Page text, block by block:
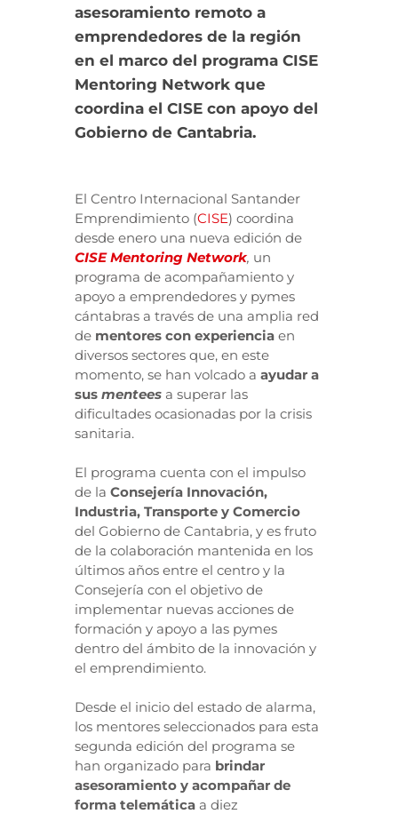
asesoramiento remoto a
emprendedores de la región
en el marco del programa CISE
Mentoring Network que
coordina el CISE con apoyo del
Gobierno de Cantabria.
El Centro Internacional Santander
Emprendimiento (CISE) coordina
desde enero una nueva edición de
CISE Mentoring Network, un
programa de acompañamiento y
apoyo a emprendedores y pymes
cántabras a través de una amplia red
de mentores con experiencia en
diversos sectores que, en este
momento, se han volcado a ayudar a
sus mentees a superar las
dificultades ocasionadas por la crisis
sanitaria.
El programa cuenta con el impulso
de la Consejería Innovación,
Industria, Transporte y Comercio
del Gobierno de Cantabria, y es fruto
de la colaboración mantenida en los
últimos años entre el centro y la
Consejería con el objetivo de
implementar nuevas acciones de
formación y apoyo a las pymes
dentro del ámbito de la innovación y
el emprendimiento.
Desde el inicio del estado de alarma,
los mentores seleccionados para esta
segunda edición del programa se
han organizado para brindar
asesoramiento y acompañar de
forma telemática a diez